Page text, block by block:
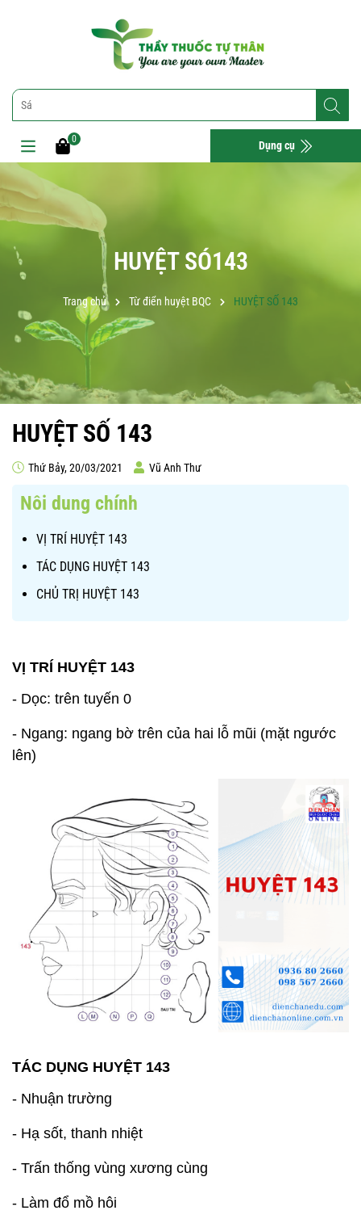
0 Dụng cụ
HUYỆT SÓ143
Trang chủ Từ điển huyệt BQC HUYỆT SỐ 143
HUYỆT SỐ 143
Thứ Bảy, 20/03/2021 Vũ Anh Thư
Nôi dung chính
VỊ TRÍ HUYỆT 143
TÁC DỤNG HUYỆT 143
CHỦ TRỊ HUYỆT 143
VỊ TRÍ HUYỆT 143
- Dọc: trên tuyến 0
- Ngang: ngang bờ trên của hai lỗ mũi (mặt ngước
lên)
TÁC DỤNG HUYỆT 143
- Nhuận trường
- Hạ sốt, thanh nhiệt
- Trấn thống vùng xương cùng
- Làm đổ mồ hôi